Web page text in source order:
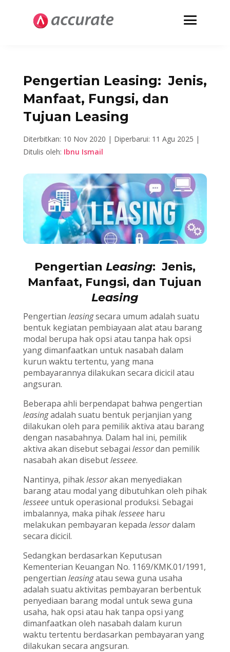
Pengertian Leasing: Jenis,
Manfaat, Fungsi, dan
Tujuan Leasing
Diterbitkan: 10 Nov 2020 | Diperbarui: 11 Agu 2025 |
Ditulis oleh: Ibnu Ismail
Pengertian Leasing: Jenis,
Manfaat, Fungsi, dan Tujuan
Leasing
Pengertian leasingsecara umum adalah suatu
bentuk kegiatan pembiayaan alat atau barang
modal berupa hak opsi atau tanpa hak opsi
yang dimanfaatkan untuk nasabah dalam
kurun waktu tertentu, yang mana
pembayarannya dilakukan secara dicicil atau
angsuran.
Beberapa ahli berpendapat bahwa pengertian
leasingadalah suatu bentuk perjanjian yang
dilakukan oleh para pemilik aktiva atau barang
dengan nasabahnya. Dalam hal ini, pemilik
aktiva akan disebut sebagai lessordan pemilik
nasabah akan disebutlesseee.
Nantinya, pihaklessorakan menyediakan
barang atau modal yang dibutuhkan oleh pihak
lesseeeuntuk operasional produksi. Sebagai
imbalannya, maka pihaklesseeeharu
melakukan pembayaran kepada lessordalam
secara dicicil.
Sedangkan berdasarkan Keputusan
Kementerian Keuangan No. 1169/KMK.01/1991,
pengertian leasingatau sewa guna usaha
adalah suatu aktivitas pembayaran berbentuk
penyediaan barang modal untuk sewa guna
usaha, hak opsi atau hak tanpa opsi yang
dimanfaatkan oleh nasabah dalam kurun
waktu tertentu berdasarkan pembayaran yang
dilakukan secara angsuran.